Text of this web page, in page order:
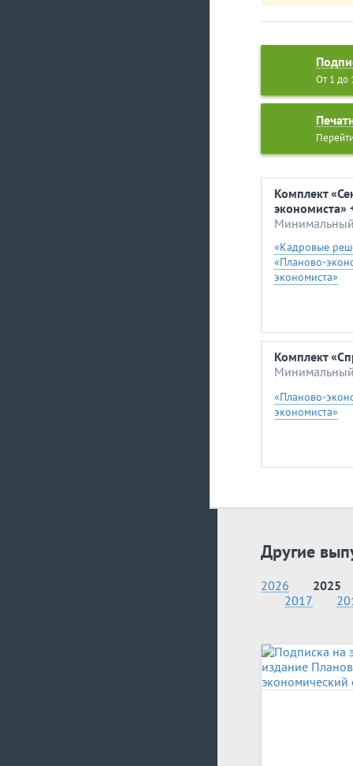
От 1 до
Комплект
экономиста»
«Кадровые
«Планово-
экономиста»
Комплект
«Планово-
экономиста»
Другие
2026
2025
2017